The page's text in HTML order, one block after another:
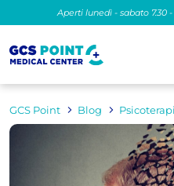
Aperti lunedì - sabato 7.30 -
GCS Point Blog